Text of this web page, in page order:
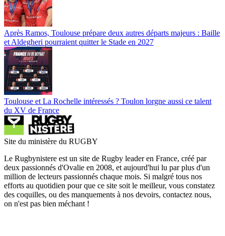
Après Ramos, Toulouse prépare deux autres départs majeurs : Baille
et Aldegheri pourraient quitter le Stade en 2027
Toulouse et La Rochelle intéressés ? Toulon lorgne aussi ce talent
du XV de France
Site du ministère du RUGBY
Le Rugbynistere est un site de Rugby leader en France, créé par
deux passionnés d'Ovalie en 2008, et aujourd'hui lu par plus d'un
million de lecteurs passionnés chaque mois. Si malgré tous nos
efforts au quotidien pour que ce site soit le meilleur, vous constatez
des coquilles, ou des manquements à nos devoirs, contactez nous,
on n'est pas bien méchant !